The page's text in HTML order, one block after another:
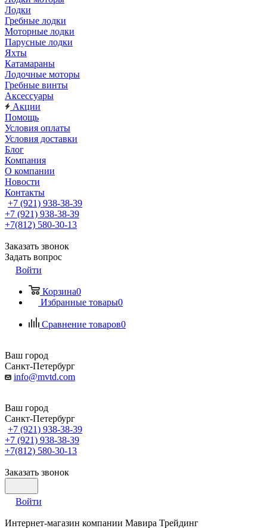
Лодки
Гребные лодки
Моторные лодки
Парусные лодки
Яхты
Катамараны
Лодочные моторы
Гребные винты
Аксессуары
Акции
Помощь
Условия оплаты
Условия доставки
Блог
Компания
О компании
Новости
Контакты
+7 (921) 938-38-39
+7 (921) 938-38-39
+7(812) 580-30-13
Заказать звонок
Задать вопрос
Войти
Корзина0
Избранные товары0
Сравнение товаров0
Ваш город
Санкт-Петербург
info@mvtd.com
Ваш город
Санкт-Петербург
+7 (921) 938-38-39
+7 (921) 938-38-39
+7(812) 580-30-13
Заказать звонок
Войти
Интернет-магазин компании Мавира Трейдинг